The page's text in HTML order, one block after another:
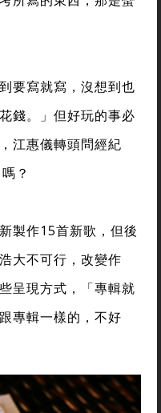
要寫就寫，沒想到也
錢。」但好玩的事必
江惠儀轉頭問經紀
？
製作15首新歌，但後
大不可行，改變作
呈現方式，「專輯就
專輯一樣的，不好